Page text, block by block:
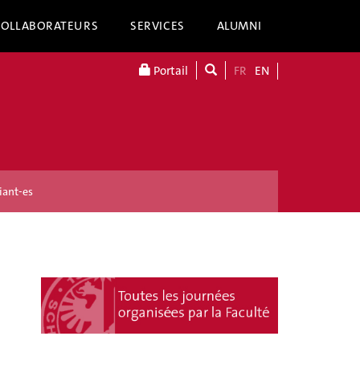
SERVICES ALUMNI
Portail FR EN
es